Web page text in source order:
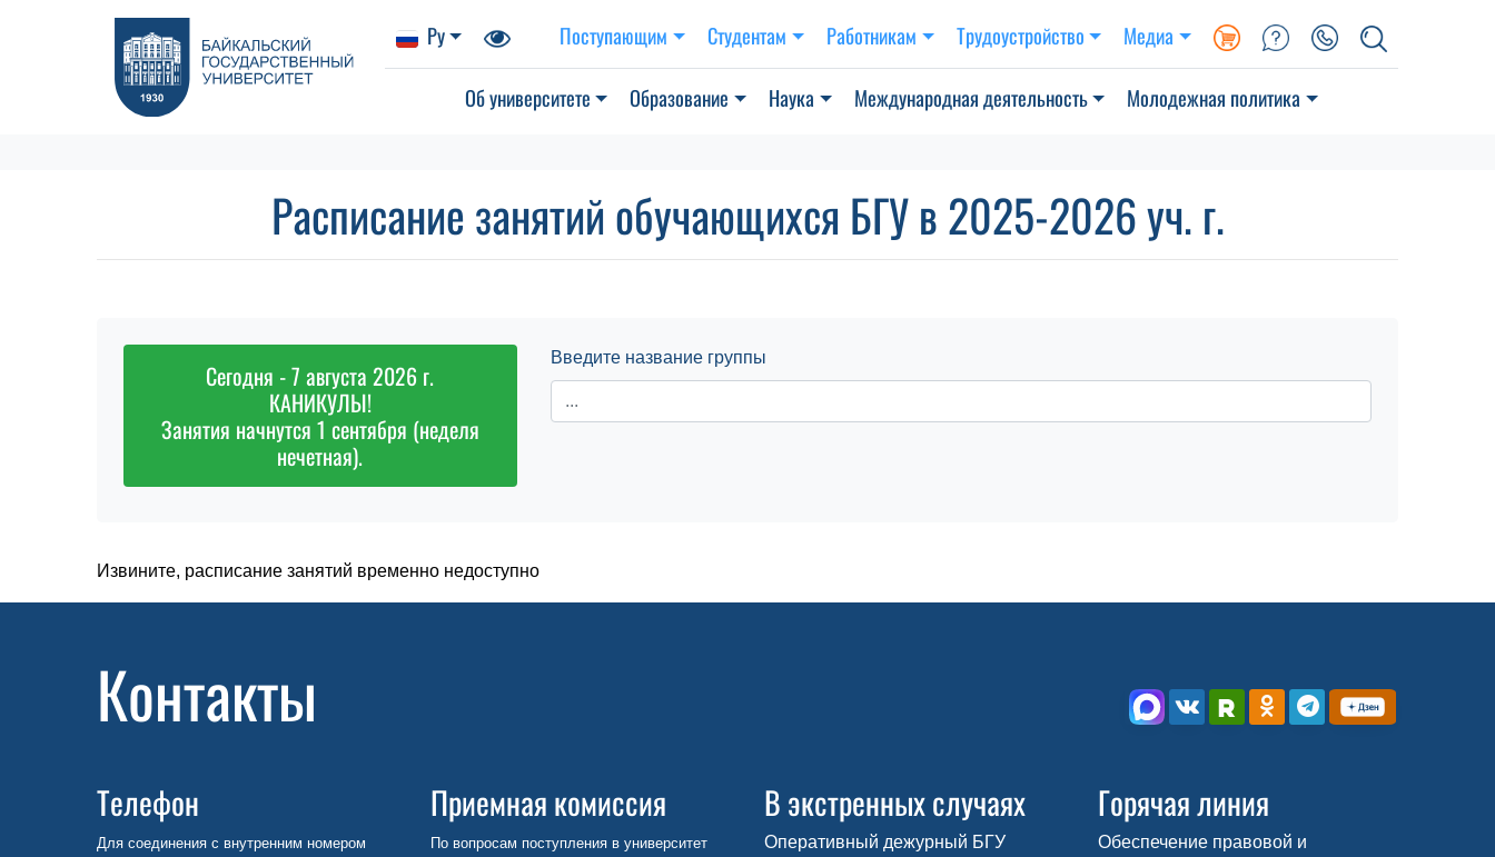
Ру Поступающим Студентам Работникам Трудоустройство Медиа
Об университете Образование Наука Международная деятельность Молодежная политика
Расписание занятий обучающихся БГУ в 2025-2026 уч. г.
Сегодня - 7 августа 2026 г.
КАНИКУЛЫ!
Занятия начнутся 1 сентября (неделя
нечетная).
Введите название группы
Извините, расписание занятий временно недоступно
Контакты
Телефон
Для соединения с внутренним номером
Приемная комиссия
По вопросам поступления в университет
В экстренных случаях
Оперативный дежурный БГУ
Горячая линия
Обеспечение правовой и